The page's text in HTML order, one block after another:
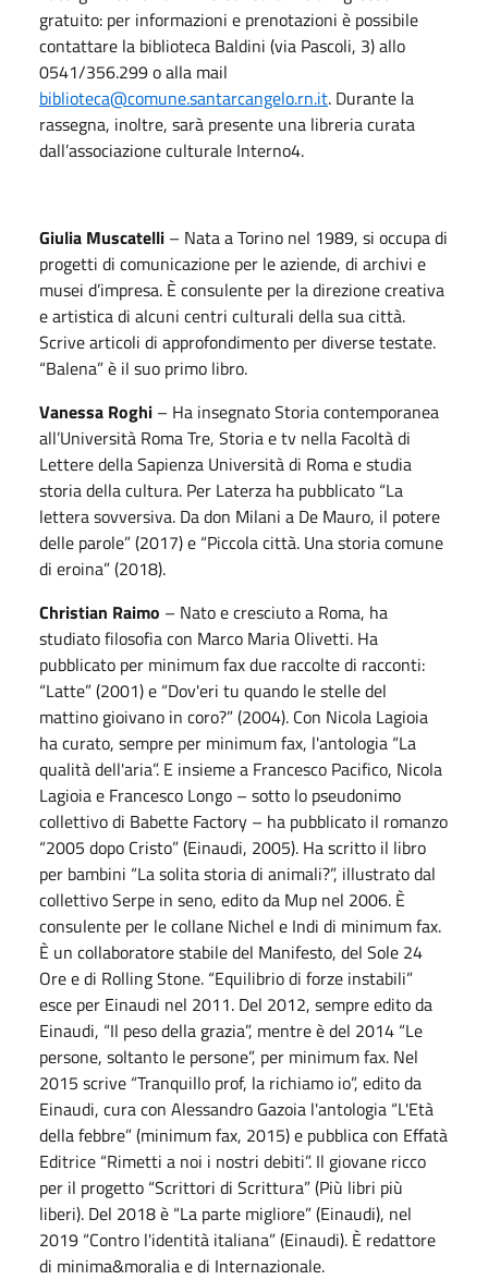
gratuito: per informazioni e prenotazioni è possibile
contattare la biblioteca Baldini (via Pascoli, 3) allo
0541/356.299 o alla mail
biblioteca@comune.santarcangelo.rn.it. Durante la
rassegna, inoltre, sarà presente una libreria curata
dall’associazione culturale Interno4.
Giulia Muscatelli – Nata a Torino nel 1989, si occupa di
progetti di comunicazione per le aziende, di archivi e
musei d’impresa. È consulente per la direzione creativa
e artistica di alcuni centri culturali della sua città.
Scrive articoli di approfondimento per diverse testate.
“Balena” è il suo primo libro.
Vanessa Roghi – Ha insegnato Storia contemporanea
all’Università Roma Tre, Storia e tv nella Facoltà di
Lettere della Sapienza Università di Roma e studia
storia della cultura. Per Laterza ha pubblicato “La
lettera sovversiva. Da don Milani a De Mauro, il potere
delle parole” (2017) e “Piccola città. Una storia comune
di eroina” (2018).
Christian Raimo – Nato e cresciuto a Roma, ha
studiato filosofia con Marco Maria Olivetti. Ha
pubblicato per minimum fax due raccolte di racconti:
“Latte” (2001) e “Dov'eri tu quando le stelle del
mattino gioivano in coro?” (2004). Con Nicola Lagioia
ha curato, sempre per minimum fax, l'antologia “La
qualità dell'aria”. E insieme a Francesco Pacifico, Nicola
Lagioia e Francesco Longo – sotto lo pseudonimo
collettivo di Babette Factory – ha pubblicato il romanzo
“2005 dopo Cristo” (Einaudi, 2005). Ha scritto il libro
per bambini “La solita storia di animali?”, illustrato dal
collettivo Serpe in seno, edito da Mup nel 2006. È
consulente per le collane Nichel e Indi di minimum fax.
È un collaboratore stabile del Manifesto, del Sole 24
Ore e di Rolling Stone. “Equilibrio di forze instabili”
esce per Einaudi nel 2011. Del 2012, sempre edito da
Einaudi, “Il peso della grazia”, mentre è del 2014 “Le
persone, soltanto le persone”, per minimum fax. Nel
2015 scrive “Tranquillo prof, la richiamo io”, edito da
Einaudi, cura con Alessandro Gazoia l'antologia “L'Età
della febbre” (minimum fax, 2015) e pubblica con Effatà
Editrice “Rimetti a noi i nostri debiti”. Il giovane ricco
per il progetto “Scrittori di Scrittura” (Più libri più
liberi). Del 2018 è “La parte migliore” (Einaudi), nel
2019 “Contro l'identità italiana” (Einaudi). È redattore
di minima&moralia e di Internazionale.